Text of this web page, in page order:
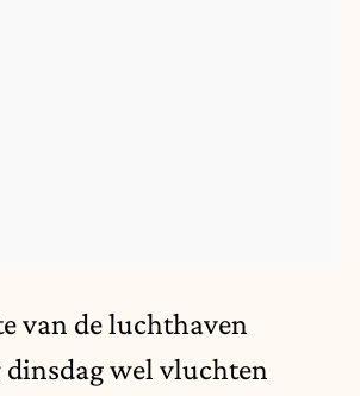
van de luchthaven
wel vluchten